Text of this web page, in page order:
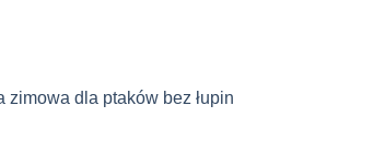
zimowa dla ptaków bez łupin